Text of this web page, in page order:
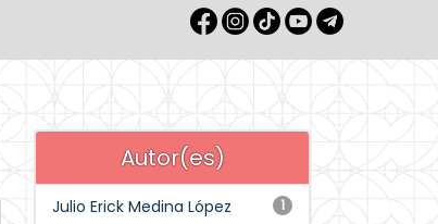
Autor(es)
1
Julio Erick Medina López